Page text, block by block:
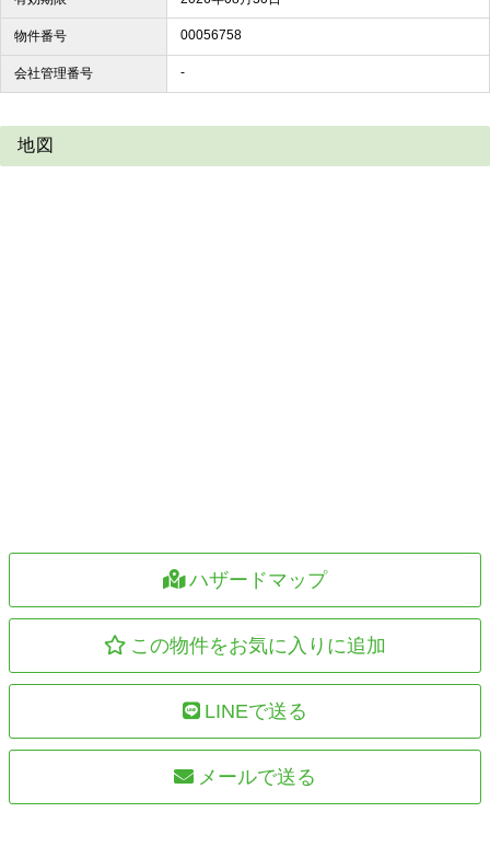
物件番号 00056758
会社管理番号 -
地図
ハザードマップ
この物件をお気に入りに追加
LINEで送る
メールで送る